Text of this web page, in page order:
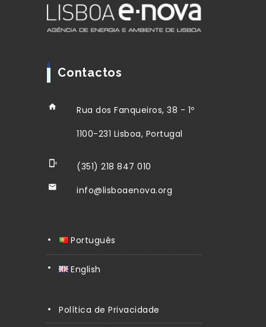
Contactos
Rua dos Fanqueiros, 38 - 1º
1100-231 Lisboa, Portugal
(351) 218 847 010
info@lisboaenova.org
Português
English
Política de Privacidade